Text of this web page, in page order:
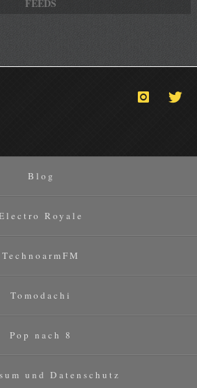
Blog
Royale
TechnoarmFM
Tomodachi
Pop nach 8
und Datenschutz